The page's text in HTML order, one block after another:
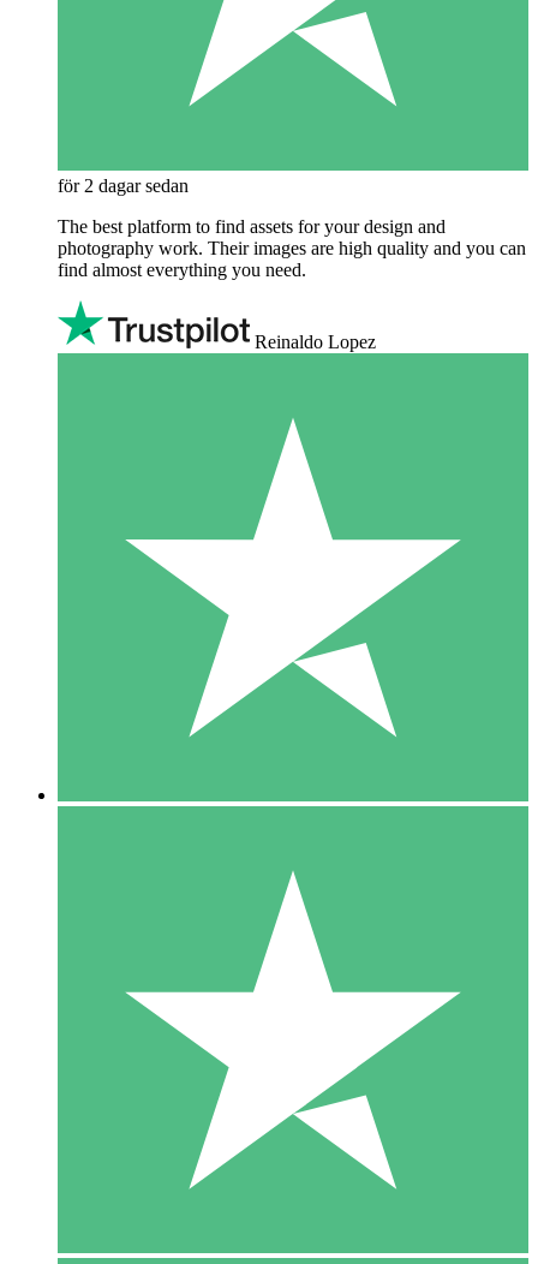
för 2 dagar sedan
The best platform to find assets for your design and
photography work. Their images are high quality and you can
find almost everything you need.
Reinaldo Lopez